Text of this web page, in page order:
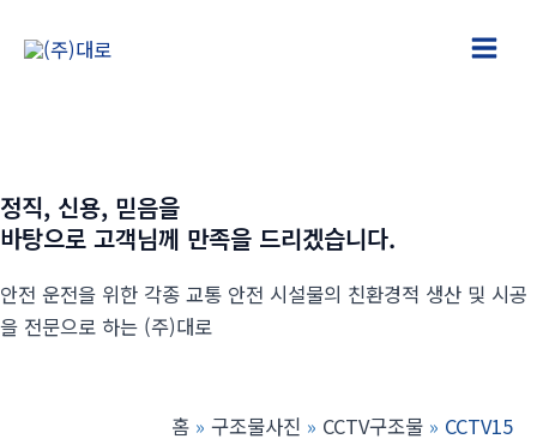
뛰
기
Main
정직, 신용, 믿음을
바탕으로 고객님께 만족을 드리겠습니다.
안전 운전을 위한 각종 교통 안전 시설물의 친환경적 생산 및 시공
을 전문으로 하는 (주)대로
홈 구조물사진 CCTV구조물 CCTV15